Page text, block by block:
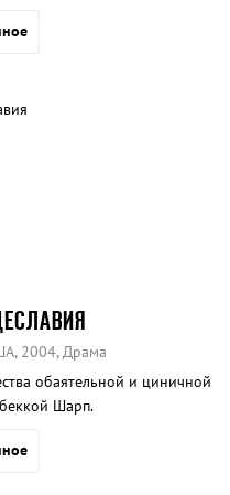
2004, Драма
обаятельной и циничной
Шарп.